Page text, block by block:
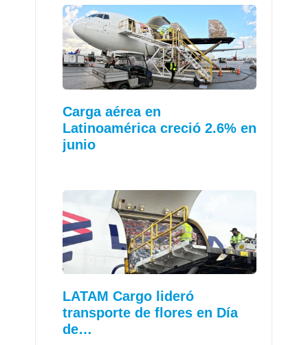
Carga aérea en
Latinoamérica creció 2.6% en
junio
LATAM Cargo lideró
transporte de flores en Día
de…